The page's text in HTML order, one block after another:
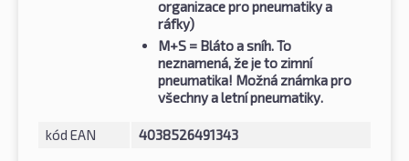
organizace pro pneumatiky a
ráfky)
M+S = Bláto a sníh. To
neznamená, že je to zimní
pneumatika! Možná známka pro
všechny a letní pneumatiky.
kód EAN 4038526491343